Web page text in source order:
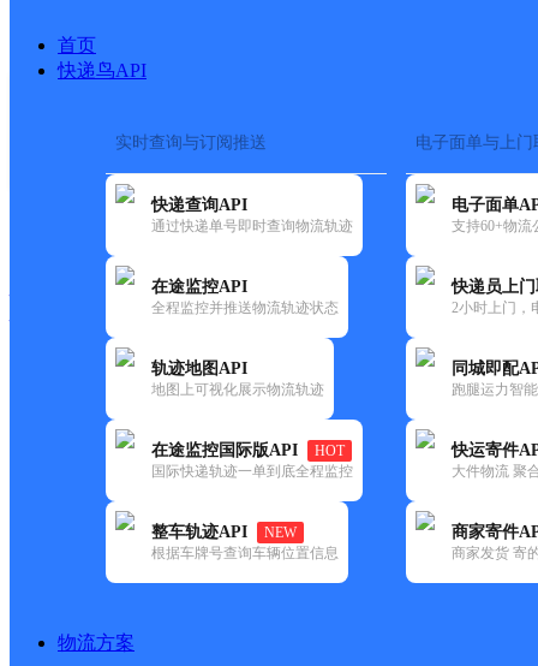
首页
快递鸟API
实时查询与订阅推送
快递查询API
通过快递单号即时查询物流轨迹
在途监控API
全程监控并推送物流轨迹状态
轨迹地图API
地图上可视化展示物流轨迹
在途监控国际版API
HOT
国际快递轨迹一单到底全程监控
整车轨迹API
NEW
根据车牌号查询车辆位置信息
电子面单与上门
电子面单
支持60+物流
快递员上
2小时上门，
同城即配
跑腿运力智
快运寄件
大件物流 聚
商家寄件
商家发货 寄
物流方案
快运大全 快递时效
优速
UH临沂河东梅埠
更新时间：2022-07-12 00:00:00
所属快递：优速快递
所属区域：山东省-临沂市-河东区